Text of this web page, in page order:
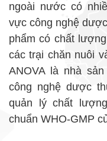
ngoài nước có
vực công nghệ
phẩm có chất
các trại chăn nuôi
ANOVA là nhà
công nghệ dược
quản lý chất
chuẩn WHO-GMP